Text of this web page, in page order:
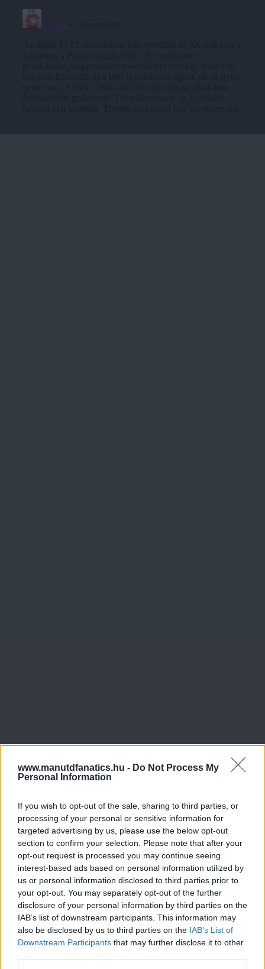
www.manutdfanatics.hu - Do Not Process My
Personal Information
If you wish to opt-out of the sale, sharing to third parties, or
processing of your personal or sensitive information for
targeted advertising by us, please use the below opt-out
section to confirm your selection. Please note that after your
opt-out request is processed you may continue seeing
interest-based ads based on personal information utilized by
us or personal information disclosed to third parties prior to
your opt-out. You may separately opt-out of the further
disclosure of your personal information by third parties on the
IAB’s list of downstream participants. This information may
also be disclosed by us to third parties on the IAB’s List of
Downstream Participants that may further disclose it to other